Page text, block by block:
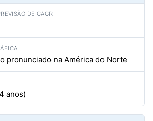
pronunciado na América do Norte
anos)